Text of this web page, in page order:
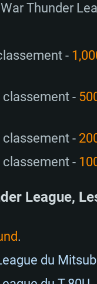
MAC
OS:
Processeur:
OS: Mac
Processeur:
ne sont pas
OS: Ubuntu
Processeur:
Thunder
-
-
-
-
League,
.
du